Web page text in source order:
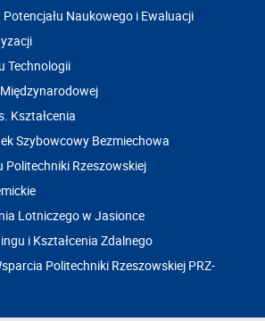
Naukowego i Ewaluacji
Technologii
Międzynarodowej
Kształcenia
Szybowcowy Bezmiechowa
Politechniki Rzeszowskiej
Lotniczego w Jasionce
i Kształcenia Zdalnego
Politechniki Rzeszowskiej PRZ-